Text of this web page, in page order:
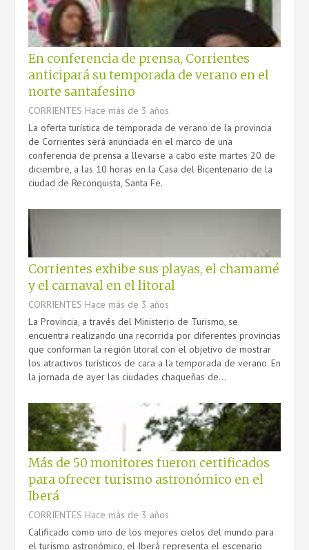
En conferencia de prensa, Corrientes
anticipará su temporada de verano en el
norte santafesino
CORRIENTES Hace más de 3 años
La oferta turística de temporada de verano de la provincia
de Corrientes será anunciada en el marco de una
conferencia de prensa a llevarse a cabo este martes 20 de
diciembre, a las 10 horas en la Casa del Bicentenario de la
ciudad de Reconquista, Santa Fe.
Corrientes exhibe sus playas, el chamamé
y el carnaval en el litoral
CORRIENTES Hace más de 3 años
La Provincia, a través del Ministerio de Turismo, se
encuentra realizando una recorrida por diferentes provincias
que conforman la región litoral con el objetivo de mostrar
los atractivos turísticos de cara a la temporada de verano. En
la jornada de ayer las ciudades chaqueñas de...
Más de 50 monitores fueron certificados
para ofrecer turismo astronómico en el
Iberá
CORRIENTES Hace más de 3 años
Calificado como uno de los mejores cielos del mundo para
el turismo astronómico, el Iberá representa el escenario